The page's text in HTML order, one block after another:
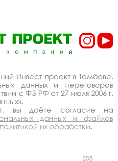
Инвест проект в Тамбове.
данных и переговоров
с ФЗ РФ от 27 июля 2006 г.
вы даёте согласие на
данных и файлов
политикой их обработки.
208